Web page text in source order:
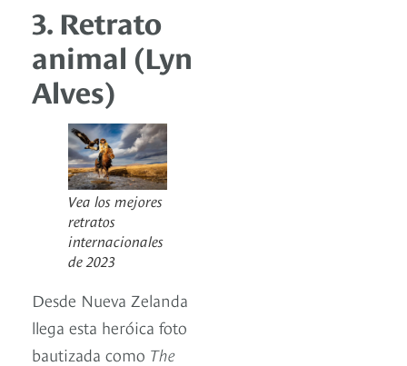
3. Retrato
animal (Lyn
Alves)
Vea los mejores
retratos
internacionales
de 2023
Desde Nueva Zelanda
llega esta heróica foto
bautizada como The